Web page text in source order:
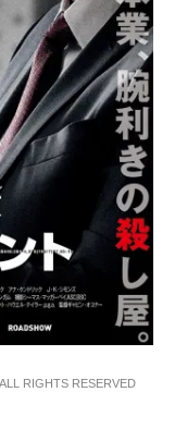
RIGHTS RESERVED